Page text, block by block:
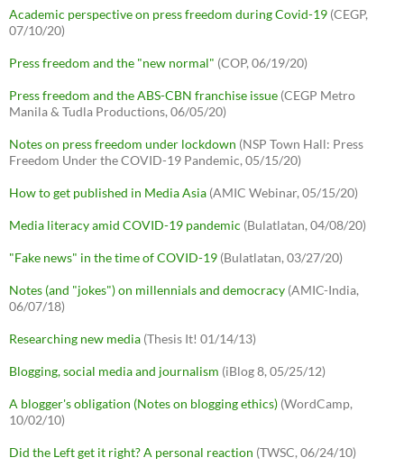
Academic perspective on press freedom during Covid-19 (CEGP,
07/10/20)
Press freedom and the "new normal" (COP, 06/19/20)
Press freedom and the ABS-CBN franchise issue (CEGP Metro
Manila & Tudla Productions, 06/05/20)
Notes on press freedom under lockdown (NSP Town Hall: Press
Freedom Under the COVID-19 Pandemic, 05/15/20)
How to get published in Media Asia (AMIC Webinar, 05/15/20)
Media literacy amid COVID-19 pandemic (Bulatlatan, 04/08/20)
"Fake news" in the time of COVID-19 (Bulatlatan, 03/27/20)
Notes (and "jokes") on millennials and democracy (AMIC-India,
06/07/18)
Researching new media (Thesis It! 01/14/13)
Blogging, social media and journalism (iBlog 8, 05/25/12)
A blogger's obligation (Notes on blogging ethics) (WordCamp,
10/02/10)
Did the Left get it right? A personal reaction (TWSC, 06/24/10)